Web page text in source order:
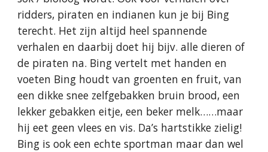
ridders, piraten en indianen kun je bij Bing
terecht. Het zijn altijd heel spannende
verhalen en daarbij doet hij bijv. alle dieren of
de piraten na. Bing vertelt met handen en
voeten Bing houdt van groenten en fruit, van
een dikke snee zelfgebakken bruin brood, een
lekker gebakken eitje, een beker melk……maar
hij eet geen vlees en vis. Da’s hartstikke zielig!
Bing is ook een echte sportman maar dan wel